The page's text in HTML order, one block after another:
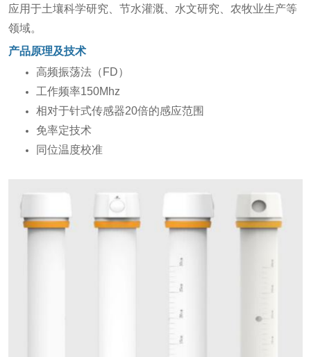
应用于土壤科学研究、节水灌溉、水文研究、农牧业生产等
领域。
产品原理及技术
高频振荡法（FD）
工作频率150Mhz
相对于针式传感器20倍的感应范围
免率定技术
同位温度校准